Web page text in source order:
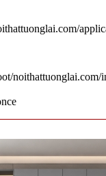
noithattuonglai.com/